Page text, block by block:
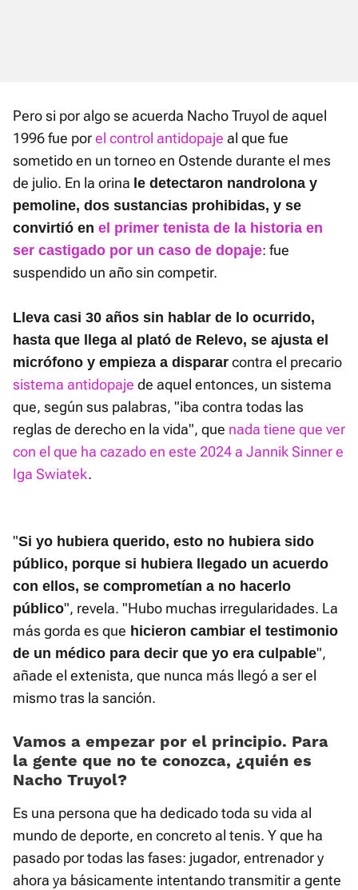
Pero si por algo se acuerda Nacho Truyol de aquel
1996 fue porel control antidopaje al que fue
sometido en un torneo en Ostende durante el mes
de julio. En la orina le detectaron nandrolona y
pemoline, dos sustancias prohibidas, y se
convirtió en el primer tenista de la historia en
ser castigado por un caso de dopaje: fue
suspendido un año sin competir.
Lleva casi 30 años sin hablar de lo ocurrido,
hasta que llega al plató de Relevo, se ajusta el
micrófono y empieza a disparar contra el precario
sistema antidopaje de aquel entonces, un sistema
que, según sus palabras, "iba contra todas las
reglas de derecho en la vida", que nada tiene que ver
con el que ha cazado en este 2024 a Jannik Sinner e
Iga Swiatek.
"Si yo hubiera querido, esto no hubiera sido
público, porque si hubiera llegado un acuerdo
con ellos, se comprometían a no hacerlo
público", revela. "Hubo muchas irregularidades. La
más gorda es que hicieron cambiar el testimonio
de un médico para decir que yo era culpable",
añade el extenista, que nunca más llegó a ser el
mismo tras la sanción.
Vamos a empezar por el principio. Para
la gente que no te conozca, ¿quién es
Nacho Truyol?
Es una persona que ha dedicado toda su vida al
mundo de deporte, en concreto al tenis. Y que ha
pasado por todas las fases: jugador, entrenador y
ahora ya básicamente intentando transmitir a gente